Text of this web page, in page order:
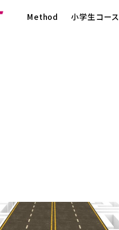
Method 小学生コース